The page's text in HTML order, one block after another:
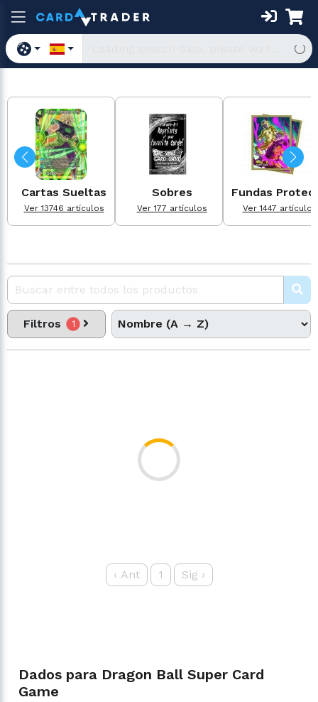
Cartas Sueltas
Ver 13746 artículos
Sobres
Ver 177 artículos
Fundas
Ver 1447 artículos
Filtros 1
‹ Ant 1 Sig ›
Dados para Dragon Ball Super Card
Game